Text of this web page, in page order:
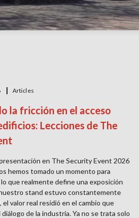
Articles
la fricción en el acceso
Lecciones de The
en The Security Event 2026
hemos tomado un momento para
que realmente define una exposición
stand estuvo constantemente
el valor real residió en el cambio que
de la industria. Ya no se trata solo